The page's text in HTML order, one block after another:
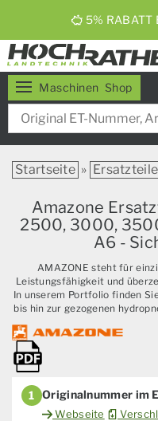
5% RABATT
Maschinen Shop
Startseite » Ersatzteile
Amazone
2500, 3000,
A6 -
AMAZONE steht für
Leistungsfähigkeit und
In unserem Portfolio finden
bis hin zur gezogenen
1 Originalnummer im
Webseite